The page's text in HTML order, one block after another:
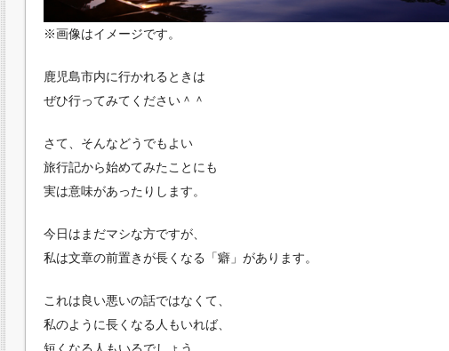
※画像はイメージです。
鹿児島市内に行かれるときは
ぜひ行ってみてください＾＾
さて、そんなどうでもよい
旅行記から始めてみたことにも
実は意味があったりします。
今日はまだマシな方ですが、
私は文章の前置きが長くなる「癖」があります。
これは良い悪いの話ではなくて、
私のように長くなる人もいれば、